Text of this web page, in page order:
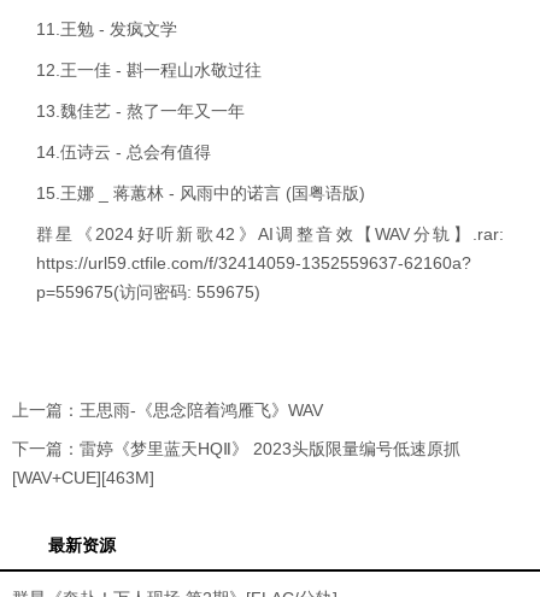
11.王勉 - 发疯文学
12.王一佳 - 斟一程山水敬过往
13.魏佳艺 - 熬了一年又一年
14.伍诗云 - 总会有值得
15.王娜 _ 蒋蕙林 - 风雨中的诺言 (国粤语版)
群星《2024好听新歌42》AI调整音效【WAV分轨】.rar:
https://url59.ctfile.com/f/32414059-1352559637-62160a?
p=559675(访问密码: 559675)
上一篇： 王思雨-《思念陪着鸿雁飞》WAV
下一篇： 雷婷《梦里蓝天HQⅡ》 2023头版限量编号低速原抓
[WAV+CUE][463M]
最新资源